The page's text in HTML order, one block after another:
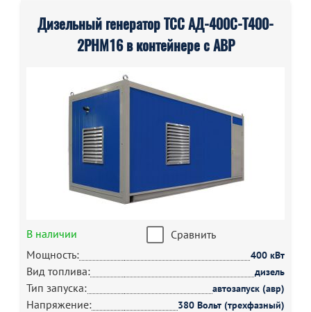
Дизельный генератор ТСС АД-400С-Т400-
2РНМ16 в контейнере с АВР
В наличии
Сравнить
Мощность:
400 кВт
Вид топлива: дизель
Тип запуска: автозапуск (авр)
Напряжение: 380 Вольт (трехфазный)